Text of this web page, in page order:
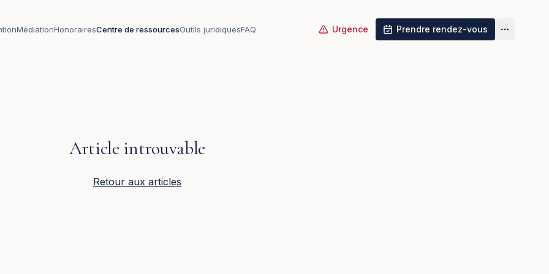
MédiationHonorairesCentre de ressourcesOutils juridiquesFAQ Urgence Prendre rendez-vous
Article introuvable
Retour aux articles